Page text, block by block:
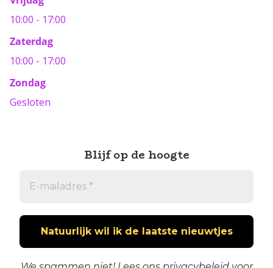
10:00 - 17:00
Zaterdag
10:00 - 17:00
Zondag
Gesloten
Blijf op de hoogte